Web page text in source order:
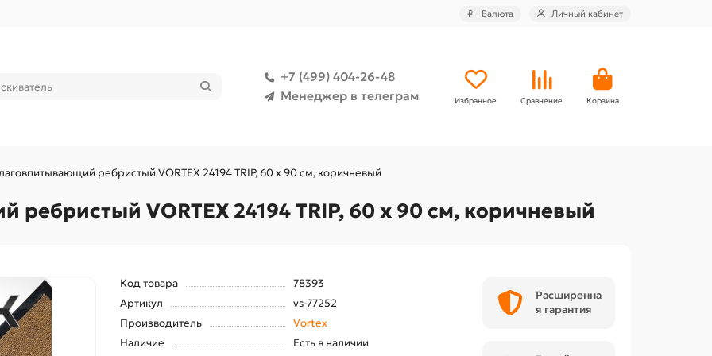
₽ Валюта Личный кабинет
+7 (499) 404-26-48
Менеджер в телеграм
Избранное Сравнение Корзина
ребристый VORTEX 24194 TRIP, 60 х 90 см, коричневый
VORTEX 24194 TRIP, 60 х 90 см, коричневый
Код товара
78393
Артикул
vs-77252
Производитель
Vortex
Наличие
Есть в наличии
Расширенна
я гарантия